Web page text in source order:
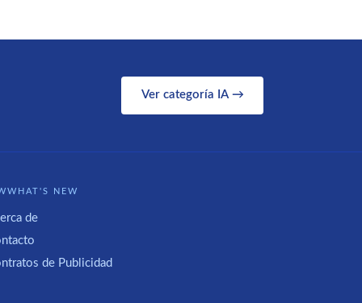
Ver categoría IA →
NEW
de
de Publicidad